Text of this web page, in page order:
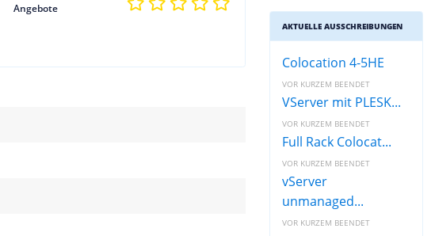
Angebote
AKTUELLE AUSSCHREIBUNGEN
Colocation 4-5HE
VOR KURZEM BEENDET
VServer mit PLESK...
VOR KURZEM BEENDET
Full Rack Colocat...
VOR KURZEM BEENDET
vServer
unmanaged...
VOR KURZEM BEENDET